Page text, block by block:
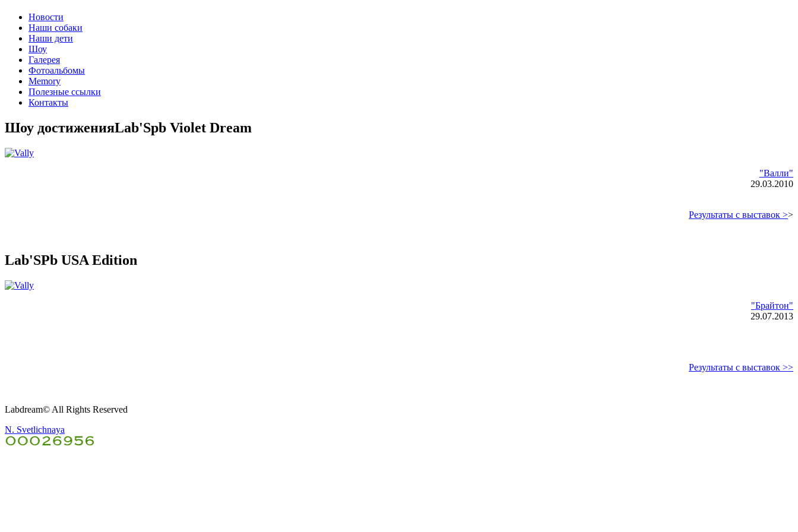
Новости
Наши собаки
Наши дети
Шоу
Галерея
Фотоальбомы
Memory
Полезные ссылки
Контакты
Шоу достиженияLab'Spb Violet Dream
"Валли"
29.03.2010
Результаты с выставок >>
Lab'SPb USA Edition
"Брайтон"
29.07.2013
Результаты с выставок >>
Labdream© All Rights Reserved
N. Svetlichnaya